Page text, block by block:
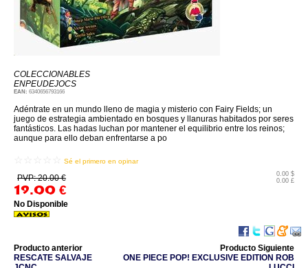
COLECCIONABLES
ENPEUDEJOCS
EAN: 6340656793166
Adéntrate en un mundo lleno de magia y misterio con Fairy Fields; un
juego de estrategia ambientado en bosques y llanuras habitados por seres
fantásticos. Las hadas luchan por mantener el equilibrio entre los reinos;
aunque para ello deban enfrentarse a po
Sé el primero en opinar
PVP: 20.00 €
19.00 €
0.00 $
0.00 £
No Disponible
Producto anterior
RESCATE SALVAJE
Producto Siguiente
ONE PIECE POP! EXCLUSIVE EDITION ROB